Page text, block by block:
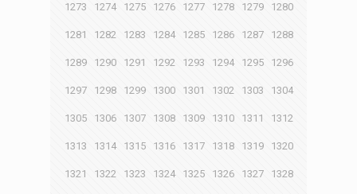
1273 1274 1275 1276 1277 1278 1279 1280
1281 1282 1283 1284 1285 1286 1287 1288
1289 1290 1291 1292 1293 1294 1295 1296
1297 1298 1299 1300 1301 1302 1303 1304
1305 1306 1307 1308 1309 1310 1311 1312
1313 1314 1315 1316 1317 1318 1319 1320
1321 1322 1323 1324 1325 1326 1327 1328